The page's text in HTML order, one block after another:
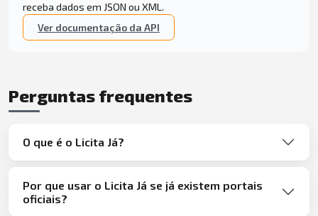
receba dados em JSON ou XML.
Ver documentação da API
Perguntas frequentes
O que é o Licita Já?
Por que usar o Licita Já se já existem portais
oficiais?